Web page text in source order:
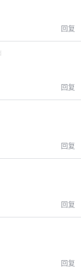
回复
回复
回复
回复
回复